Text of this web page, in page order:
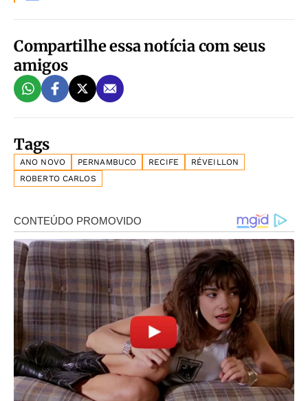
Compartilhe essa notícia com seus
amigos
Tags
ANO NOVO PERNAMBUCO RECIFE
RÉVEILLON
ROBERTO CARLOS